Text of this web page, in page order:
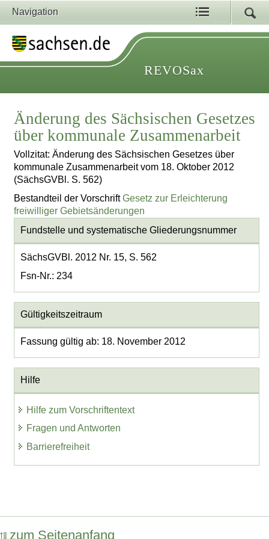
Navigation
REVOSax
Änderung des Sächsischen Gesetzes
über kommunale Zusammenarbeit
Vollzitat: Änderung des Sächsischen Gesetzes über
kommunale Zusammenarbeit vom 18. Oktober 2012
(SächsGVBl. S. 562)
Bestandteil der VorschriftGesetz zur Erleichterung
freiwilliger Gebietsänderungen
Fundstelle und systematische Gliederungsnummer
SächsGVBl. 2012 Nr. 15, S. 562
Fsn-Nr.: 234
Gültigkeitszeitraum
Fassung gültig ab: 18. November 2012
Hilfe
Hilfe zum Vorschriftentext
Fragen und Antworten
Barrierefreiheit
zum Seitenanfang